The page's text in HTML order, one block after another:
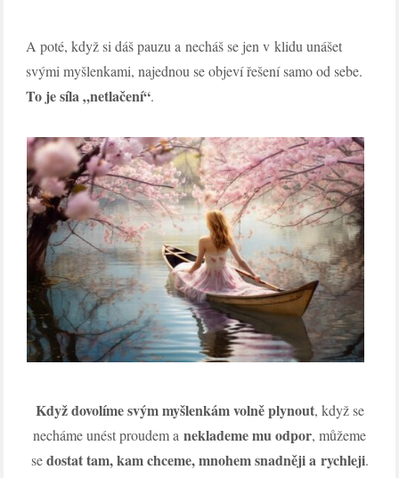
A poté, když si dáš pauzu a necháš se jen v klidu unášet
svými myšlenkami, najednou se objeví řešení samo od sebe.
To je síla „netlačení“.
Když dovolíme svým myšlenkám volně plynout, když se
necháme unést proudem a neklademe mu odpor, můžeme
sedostat tam, kam chceme, mnohem snadněji a rychleji.